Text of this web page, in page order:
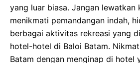
yang luar biasa. Jangan lewatkan
menikmati pemandangan indah,
berbagai aktivitas rekreasi yang
hotel-hotel di Baloi Batam.
Batam dengan menginap di hotel